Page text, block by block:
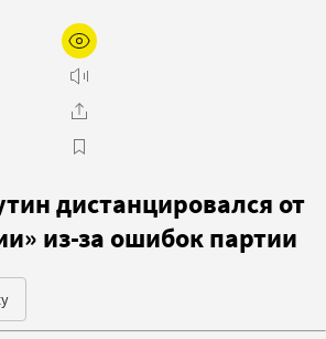
дистанцировался от
из-за ошибок партии